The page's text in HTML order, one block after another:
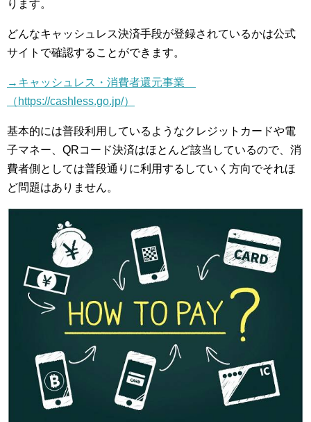
ります。
どんなキャッシュレス決済手段が登録されているかは公式
サイトで確認することができます。
→キャッシュレス・消費者還元事業
（https://cashless.go.jp/）
基本的には普段利用しているようなクレジットカードや電
子マネー、QRコード決済はほとんど該当しているので、消
費者側としては普段通りに利用するしていく方向でそれほ
ど問題はありません。